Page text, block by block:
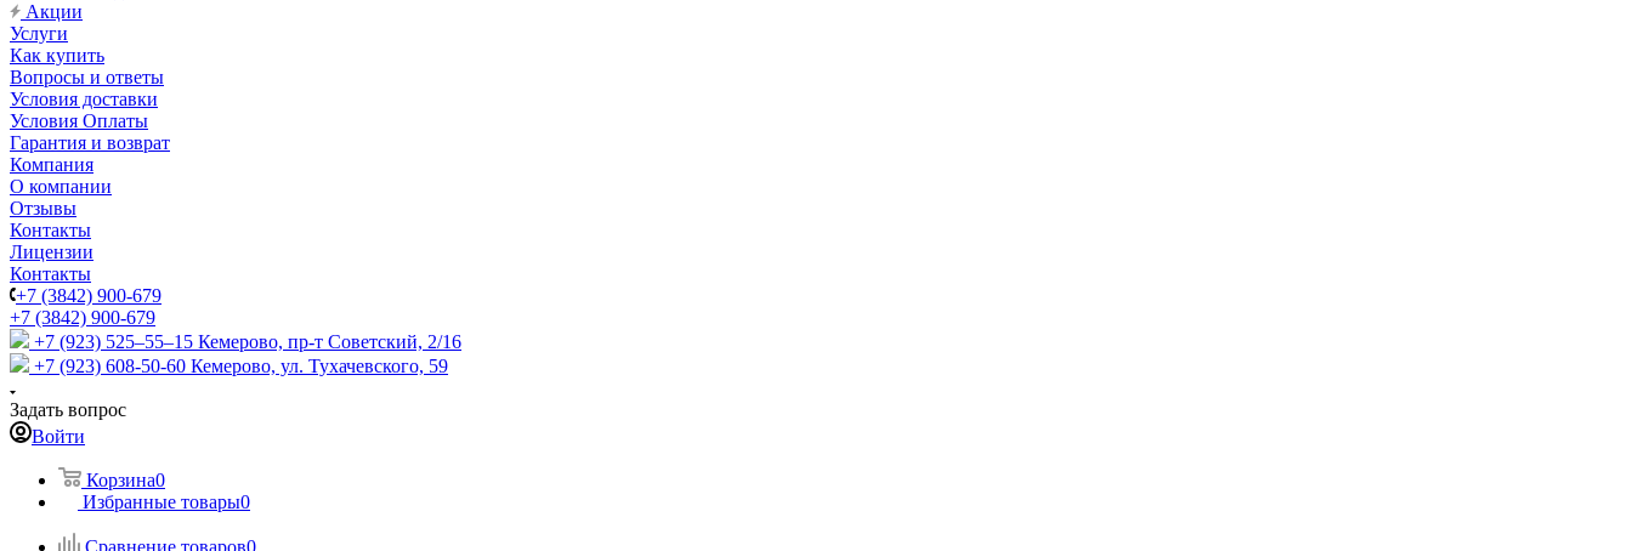
Акции
Услуги
Как купить
Вопросы и ответы
Условия доставки
Условия Оплаты
Гарантия и возврат
Компания
О компании
Отзывы
Контакты
Лицензии
Контакты
+7 (3842) 900-679
+7 (3842) 900-679
+7 (923) 525–55–15 Кемерово, пр-т Советский, 2/16
+7 (923) 608-50-60 Кемерово, ул. Тухачевского, 59
Задать вопрос
Войти
Корзина0
Избранные товары0
Сравнение товаров0